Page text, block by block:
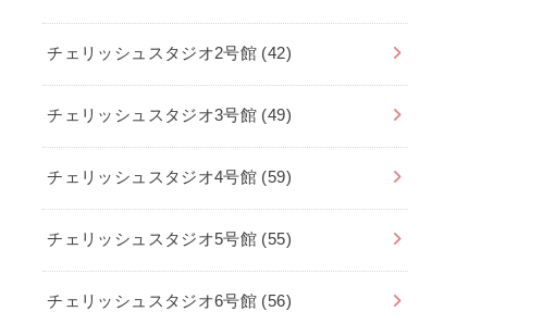
チェリッシュスタジオ2号館 (42)
チェリッシュスタジオ3号館 (49)
チェリッシュスタジオ4号館 (59)
チェリッシュスタジオ5号館 (55)
チェリッシュスタジオ6号館 (56)